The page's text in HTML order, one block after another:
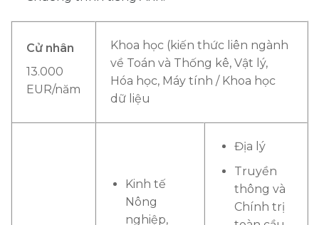
Cử nhân
13.000
EUR/năm
Khoa học (kiến thức liên ngành
về Toán và Thống kê, Vật lý,
Hóa học, Máy tính / Khoa học
dữ liệu
Kinh tế
Nông
nghiệp,
Địa lý
Truyền
thông và
Chính trị